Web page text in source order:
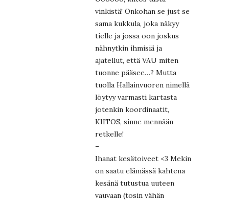
vinkistä! Onkohan se just se
sama kukkula, joka näkyy
tielle ja jossa oon joskus
nähnytkin ihmisiä ja
ajatellut, että VAU miten
tuonne pääsee…? Mutta
tuolla Hallainvuoren nimellä
löytyy varmasti kartasta
jotenkin koordinaatit,
KIITOS, sinne mennään
retkelle!
–
Ihanat kesätoiveet <3 Mekin
on saatu elämässä kahtena
kesänä tutustua uuteen
vauvaan (tosin vähän